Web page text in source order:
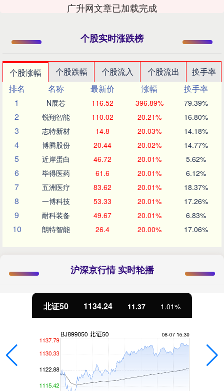
广升网文章已加载完成
个股实时涨跌榜
个股涨幅 个股跌幅 个股流入 个股流出
换手率
排名
名称 最新价 涨幅
换手率
1
N展芯 116.52 396.89% 79.39%
2 锐翔智能 110.02 20.21% 16.80%
3 志特新材 14.8 20.03% 14.18%
4 博腾股份 20.44 20.02% 14.77%
5 近岸蛋白 46.72 20.01% 5.62%
6 毕得医药 61.6 20.01% 6.12%
7 五洲医疗 83.62 20.01% 18.37%
8 一博科技 53.33 20.01% 17.26%
9 耐科装备 49.67 20.01% 6.83%
10 朗特智能 26.4 20.00% 17.06%
沪深京行情 实时轮播
北证50 1134.24 11.37 1.01%